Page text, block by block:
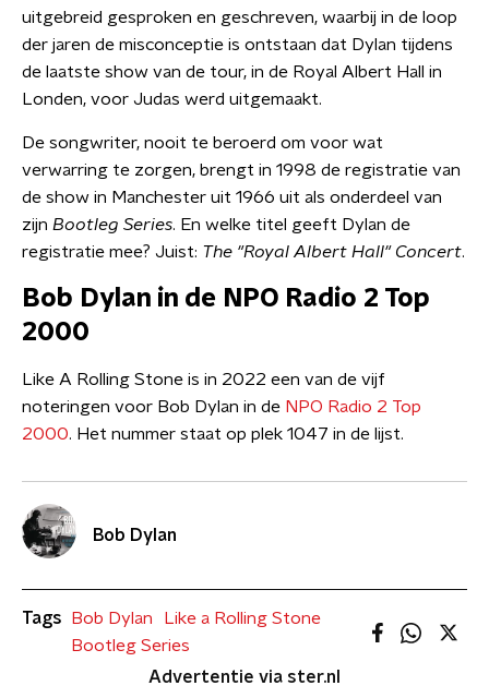
uitgebreid gesproken en geschreven, waarbij in de loop
der jaren de misconceptie is ontstaan dat Dylan tijdens
de laatste show van de tour, in de Royal Albert Hall in
Londen, voor Judas werd uitgemaakt.
De songwriter, nooit te beroerd om voor wat
verwarring te zorgen, brengt in 1998 de registratie van
de show in Manchester uit 1966 uit als onderdeel van
zijn Bootleg Series. En welke titel geeft Dylan de
registratie mee? Juist: The "Royal Albert Hall" Concert.
Bob Dylan in de NPO Radio 2 Top
2000
Like A Rolling Stone is in 2022 een van de vijf
noteringen voor Bob Dylan in de NPO Radio 2 Top
2000. Het nummer staat op plek 1047 in de lijst.
Bob Dylan
Tags Bob Dylan
Like a Rolling Stone
Bootleg Series
Advertentie via ster.nl